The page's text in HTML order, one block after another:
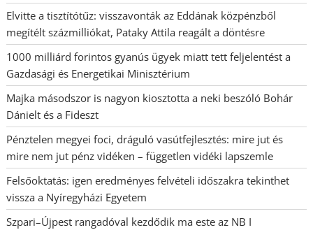
Elvitte a tisztítótűz: visszavonták az Eddának közpénzből
megítélt százmilliókat, Pataky Attila reagált a döntésre
1000 milliárd forintos gyanús ügyek miatt tett feljelentést a
Gazdasági és Energetikai Minisztérium
Majka másodszor is nagyon kiosztotta a neki beszóló Bohár
Dánielt és a Fideszt
Pénztelen megyei foci, dráguló vasútfejlesztés: mire jut és
mire nem jut pénz vidéken – független vidéki lapszemle
Felsőoktatás: igen eredményes felvételi időszakra tekinthet
vissza a Nyíregyházi Egyetem
Szpari–Újpest rangadóval kezdődik ma este az NB I